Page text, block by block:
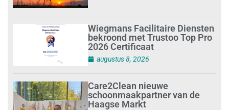
Wiegmans Facilitaire Diensten
bekroond met Trustoo Top Pro
2026 Certificaat
augustus 8, 2026
Care2Clean nieuwe
schoonmaakpartner van de
Haagse Markt